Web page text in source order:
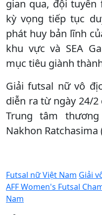
gian qua, đội
kỳ vọng tiếp tục
phát huy bản lĩnh
khu vực và SEA
mục tiêu giành
Giải futsal nữ vô
diễn ra từ ngày 24/
Trung tâm
Nakhon Ratchasima
Futsal nữ Việt Nam Giải
AFF Women's Futsal
Nam